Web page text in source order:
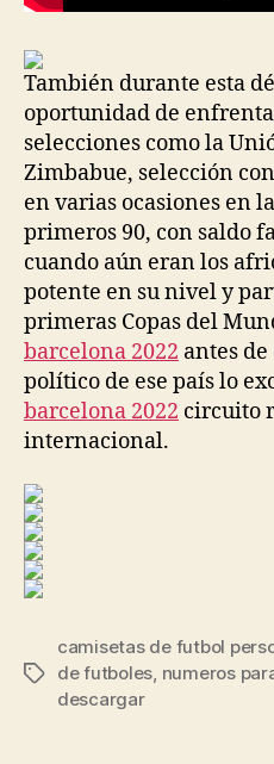
También durante esta
oportunidad de
selecciones como la
Zimbabue, selección
en varias ocasiones en
primeros 90, con saldo
cuando aún eran los
potente en su nivel y
primeras Copas del
barcelona 2022 antes
político de ese país lo
barcelona 2022 circuito
internacional.
Etiquetas
camisetas de futbol
de futboles numeros
descargar